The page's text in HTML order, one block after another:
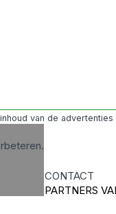
van de
CONTACT
PARTNERS